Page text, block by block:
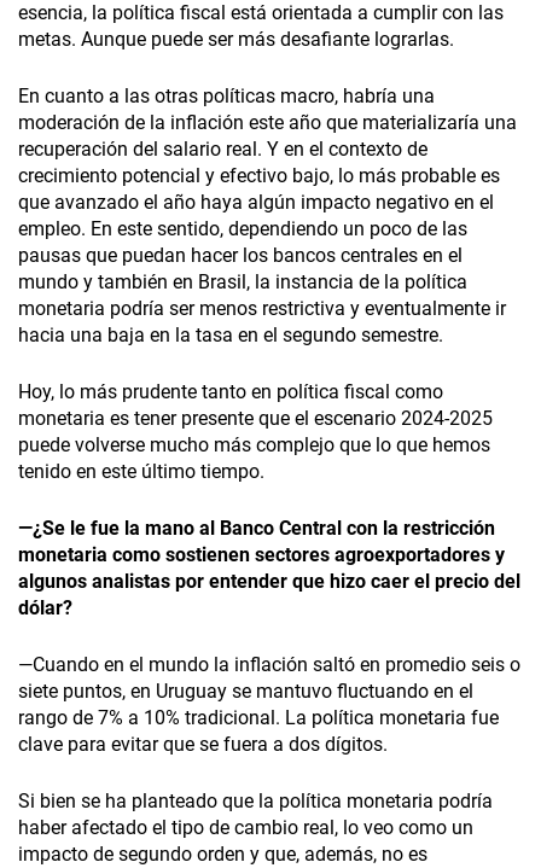
esencia, la política fiscal está orientada a cumplir con las
metas. Aunque puede ser más desafiante lograrlas.
En cuanto a las otras políticas macro, habría una
moderación de la inflación este año que materializaría una
recuperación del salario real. Y en el contexto de
crecimiento potencial y efectivo bajo, lo más probable es
que avanzado el año haya algún impacto negativo en el
empleo. En este sentido, dependiendo un poco de las
pausas que puedan hacer los bancos centrales en el
mundo y también en Brasil, la instancia de la política
monetaria podría ser menos restrictiva y eventualmente ir
hacia una baja en la tasa en el segundo semestre.
Hoy, lo más prudente tanto en política fiscal como
monetaria es tener presente que el escenario 2024-2025
puede volverse mucho más complejo que lo que hemos
tenido en este último tiempo.
—¿Se le fue la mano al Banco Central con la restricción
monetaria como sostienen sectores agroexportadores y
algunos analistas por entender que hizo caer el precio del
dólar?
—Cuando en el mundo la inflación saltó en promedio seis o
siete puntos, en Uruguay se mantuvo fluctuando en el
rango de 7% a 10% tradicional. La política monetaria fue
clave para evitar que se fuera a dos dígitos.
Si bien se ha planteado que la política monetaria podría
haber afectado el tipo de cambio real, lo veo como un
impacto de segundo orden y que, además, no es